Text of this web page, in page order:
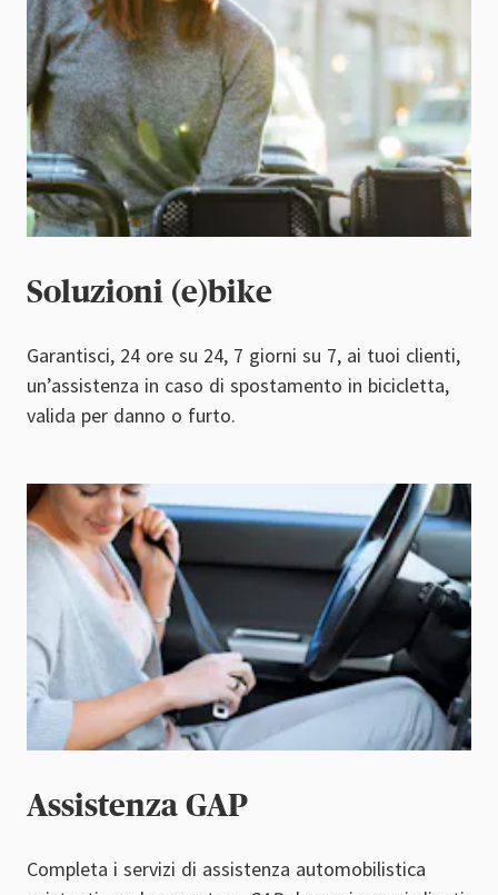
Soluzioni (e)bike
Garantisci, 24 ore su 24, 7 giorni su 7, ai tuoi clienti,
un’assistenza in caso di spostamento in bicicletta,
valida per danno o furto.
Assistenza GAP
Completa i servizi di assistenza automobilistica